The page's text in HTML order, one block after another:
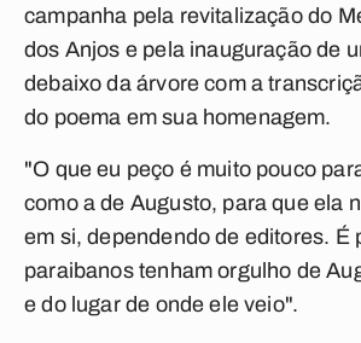
campanha pela revitalização do
dos Anjos e pela inauguração de
debaixo da árvore com a
do poema em sua homenagem.
"O que eu peço é muito pouco
como a de Augusto, para que ela
em si, dependendo de editores. É
paraibanos tenham orgulho de
e do lugar de onde ele veio".